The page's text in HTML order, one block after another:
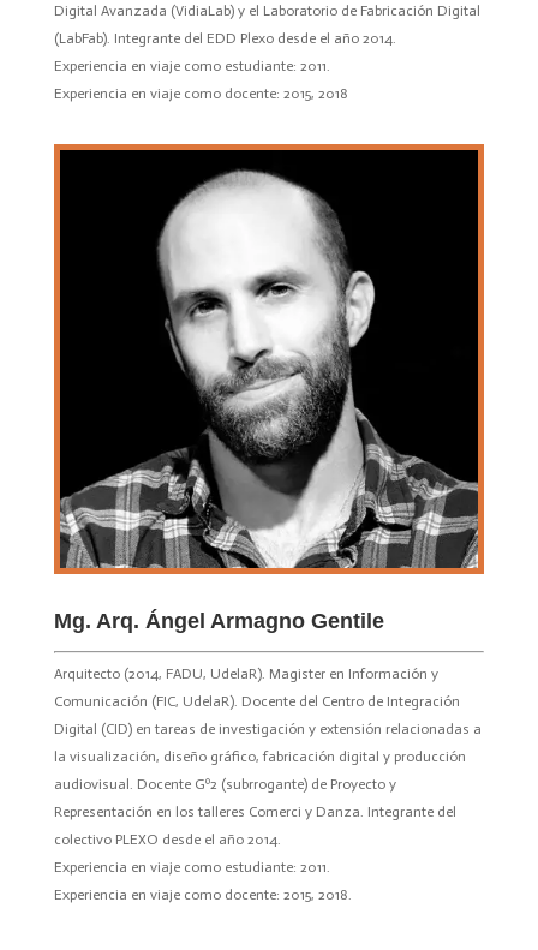
Digital Avanzada (VidiaLab) y el Laboratorio de Fabricación Digital
(LabFab). Integrante del EDD Plexo desde el año 2014.
Experiencia en viaje como estudiante: 2011.
Experiencia en viaje como docente: 2015, 2018
Mg. Arq. Ángel Armagno Gentile
Arquitecto (2014, FADU, UdelaR). Magister en Información y
Comunicación (FIC, UdelaR). Docente del Centro de Integración
Digital (CID) en tareas de investigación y extensión relacionadas a
la visualización, diseño gráfico, fabricación digital y producción
audiovisual. Docente Gº2 (subrrogante) de Proyecto y
Representación en los talleres Comerci y Danza. Integrante del
colectivo PLEXO desde el año 2014.
Experiencia en viaje como estudiante: 2011.
Experiencia en viaje como docente: 2015, 2018.